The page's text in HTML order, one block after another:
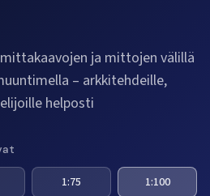
ja mittojen välillä
– arkkitehdeille,
helposti
1:75 1:100